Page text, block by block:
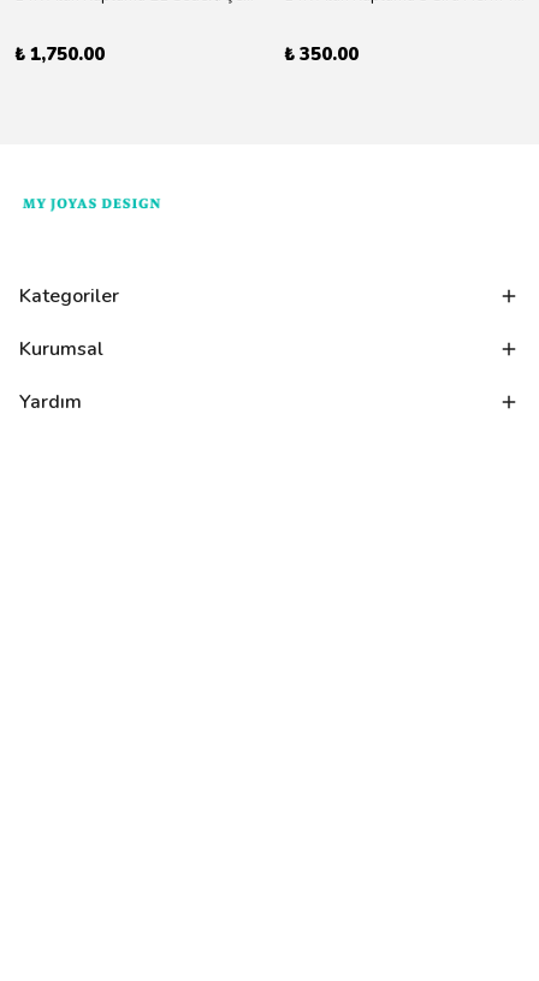
₺ 1,750.00 ₺ 350.00
Kategoriler
Kurumsal
Yardım